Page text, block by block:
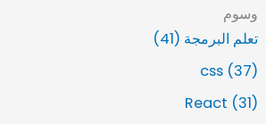
وسوم
تعلم البرمجة (41)
css (37)
React (31)